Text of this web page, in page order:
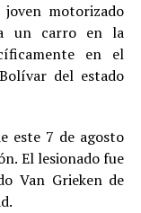
motorizado
un carro en la
en el
del estado
este 7 de agosto
El lesionado fue
Van Grieken de